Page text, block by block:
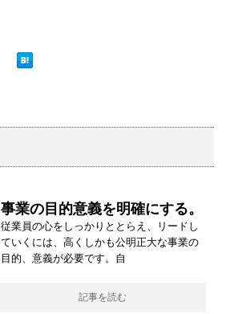
事業の目的意義を明確にする。
従業員の心をしっかりととらえ、リードし
ていくには、高くしかも公明正大な事業の
目的、意義が必要です。自
記事を読む